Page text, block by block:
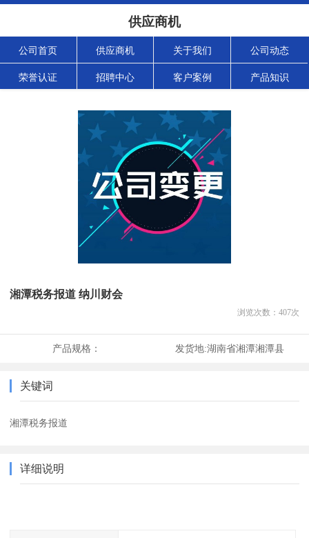
供应商机
公司首页 供应商机 关于我们 公司动态
荣誉认证 招聘中心 客户案例 产品知识
湘潭税务报道 纳川财会
浏览次数： 407次
产品规格： 发货地:湖南省湘潭湘潭县
关键词
湘潭税务报道
详细说明